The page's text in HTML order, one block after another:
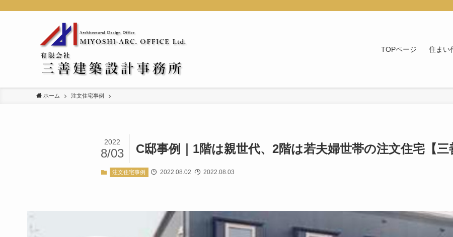
TOPページ 住まい
ホーム 注文住宅事例
C邸事例｜1階は親世代、2階は若夫婦世帯の注文住宅【三
2022
8/03
注文住宅事例 2022.08.02 2022.08.03